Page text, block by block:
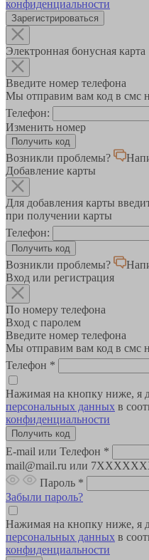
конфиденциальности
Зарегистрироваться
Электронная бонусная карта
Введите номер телефона
Мы отправим вам код в смс
Телефон:
Изменить номер
Возникли проблемы?
Добавление карты
Для добавления карты
при получении карты
Телефон:
Возникли проблемы?
Вход или регистрация
По номеру телефона
Вход с паролем
Введите номер телефона
Мы отправим вам код в смс
Телефон *
Нажимая на кнопку ниже, я
персональных данных в
конфиденциальности
E-mail или Телефон *
mail@mail.ru или
Пароль *
Забыли пароль?
Нажимая на кнопку ниже, я
персональных данных в
конфиденциальности